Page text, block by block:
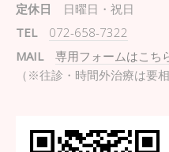
定休日 日曜日・祝日
TEL
072-658-7322
MAIL
専用フォームはこち
（※往診・時間外治療は要相